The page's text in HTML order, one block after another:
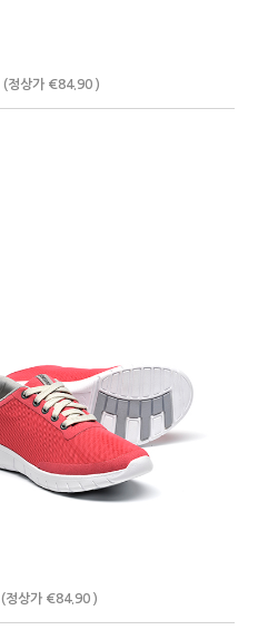
(정상가 €84.90 )
정상가 €84.90 )